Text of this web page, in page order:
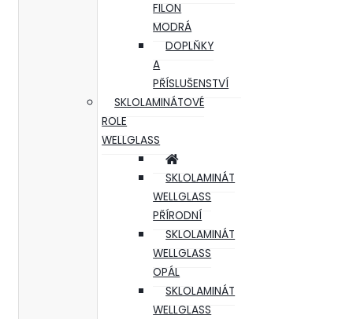
FILON
MODRÁ
DOPLŇKY
A
PŘÍSLUŠENSTVÍ
SKLOLAMINÁTOVÉ
ROLE
WELLGLASS
SKLOLAMINÁT
WELLGLASS
PŘÍRODNÍ
SKLOLAMINÁT
WELLGLASS
OPÁL
SKLOLAMINÁT
WELLGLASS